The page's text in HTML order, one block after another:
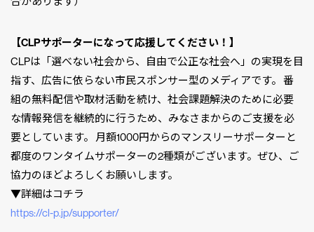
【CLPサポーターになって応援してください！】
CLPは「選べない社会から、自由で公正な社会へ」の実現を目
指す、広告に依らない市民スポンサー型のメディアです。 番
組の無料配信や取材活動を続け、社会課題解決のために必要
な情報発信を継続的に行うため、みなさまからのご支援を必
要としています。 月額1000円からのマンスリーサポーターと
都度のワンタイムサポーターの2種類がございます。ぜひ、ご
協力のほどよろしくお願いします。
▼詳細はコチラ
https://cl-p.jp/supporter/